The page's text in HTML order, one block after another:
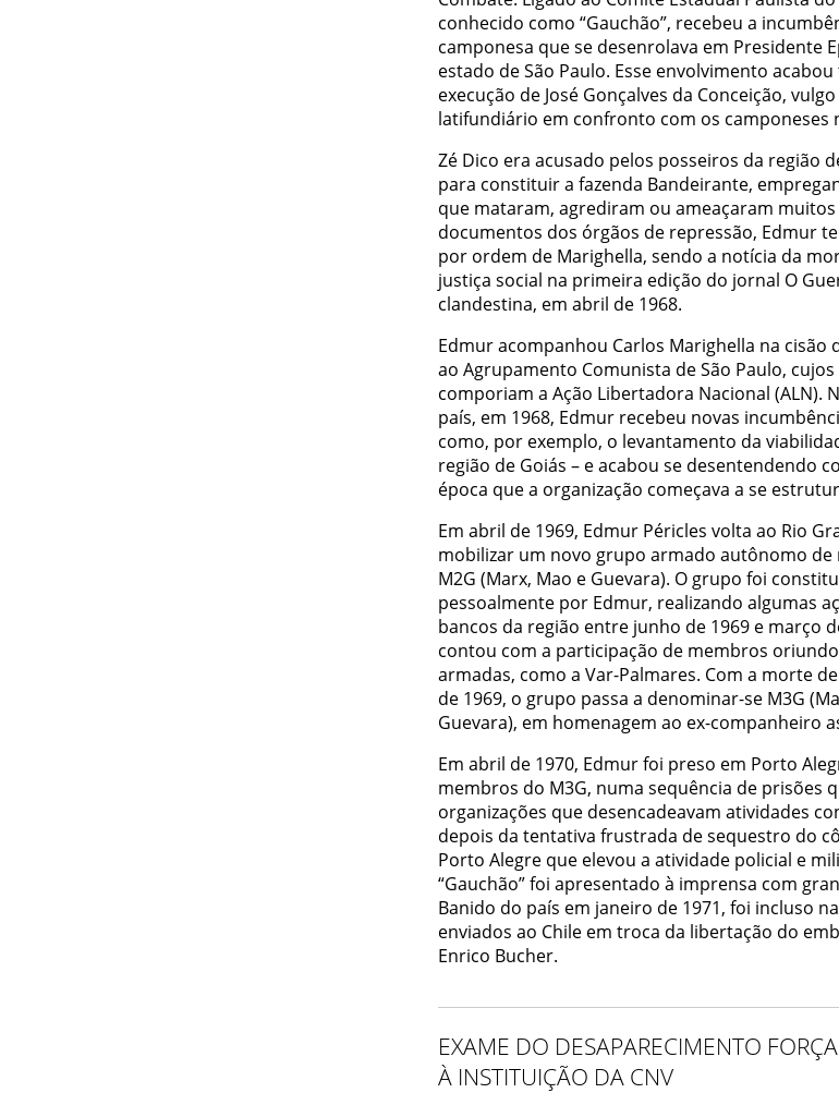
conhecido como “Gauchão”, recebeu a
camponesa que se desenrolava em Presidente
estado de São Paulo. Esse envolvimento
execução de José Gonçalves da Conceição,
latifundiário em confronto com os camponeses
Zé Dico era acusado pelos posseiros da região
para constituir a fazenda Bandeirante,
que mataram, agrediram ou ameaçaram
documentos dos órgãos de repressão, Edmur
por ordem de Marighella, sendo a notícia da
justiça social na primeira edição do jornal O
clandestina, em abril de 1968.
Edmur acompanhou Carlos Marighella na
ao Agrupamento Comunista de São Paulo,
comporiam a Ação Libertadora Nacional (ALN).
país, em 1968, Edmur recebeu novas
como, por exemplo, o levantamento da
região de Goiás – e acabou se desentendendo
época que a organização começava a se
Em abril de 1969, Edmur Péricles volta ao Rio
mobilizar um novo grupo armado autônomo
M2G (Marx, Mao e Guevara). O grupo foi
pessoalmente por Edmur, realizando algumas
bancos da região entre junho de 1969 e março
contou com a participação de membros
armadas, como a Var-Palmares. Com a morte
de 1969, o grupo passa a denominar-se M3G
Guevara), em homenagem ao ex-companheiro
Em abril de 1970, Edmur foi preso em Porto
membros do M3G, numa sequência de prisões
organizações que desencadeavam atividades
depois da tentativa frustrada de sequestro do
Porto Alegre que elevou a atividade policial e
“Gauchão” foi apresentado à imprensa com
Banido do país em janeiro de 1971, foi incluso
enviados ao Chile em troca da libertação do
Enrico Bucher.
EXAME DO DESAPARECIMENTO
À INSTITUIÇÃO DA CNV